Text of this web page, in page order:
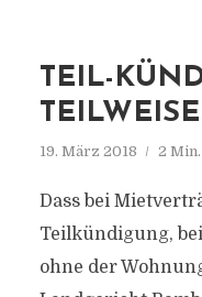
TEIL-
19. März 2018 2
Dass bei
Teilkündigung,
ohne der